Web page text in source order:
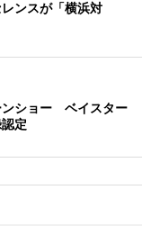
ンスが「横浜対
ンショー ベイスター
定